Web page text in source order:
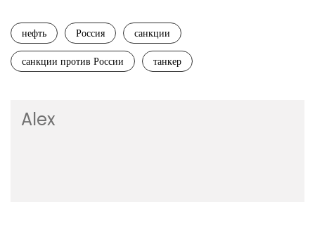
нефть Россия
санкции
санкции против России
танкер
Alex